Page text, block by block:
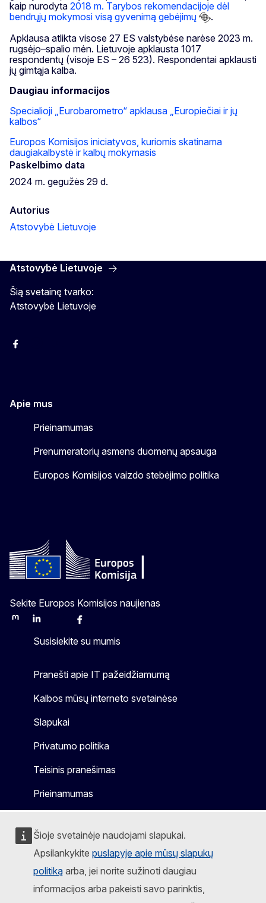
Šioje svetainėje naudojami slapukai.
Apsilankykite puslapyje apie mūsų slapukų
politiką arba, jei norite sužinoti daugiau
informacijos arba pakeisti savo parinktis,
kaip nurodyta 2018 m. Tarybos rekomendacijoje dėl
bendrųjų mokymosi visą gyvenimą gebėjimų
.
Apklausa atlikta visose 27 ES valstybėse narėse 2023 m.
rugsėjo–spalio mėn. Lietuvoje apklausta 1017
respondentų (visoje ES – 26 523). Respondentai apklausti
jų gimtąja kalba.
Daugiau informacijos
Specialioji „Eurobarometro“ apklausa „Europiečiai ir jų
kalbos“
Europos Komisijos iniciatyvos, kuriomis skatinama
daugiakalbystė ir kalbų mokymasis
Paskelbimo data
2024 m. gegužės 29 d.
Autorius
Atstovybė Lietuvoje
Atstovybė Lietuvoje
Šią svetainę tvarko:
Atstovybė Lietuvoje
Facebook
Apie mus
Prieinamumas
Prenumeratorių asmens duomenų apsauga
Europos Komisijos vaizdo stebėjimo politika
Sekite Europos Komisijos naujienas
MastodonLinkedInBlueskyFacebook
Susisiekite su mumis
Pranešti apie IT pažeidžiamumą
Kalbos mūsų interneto svetainėse
Slapukai
Privatumo politika
Teisinis pranešimas
Prieinamumas